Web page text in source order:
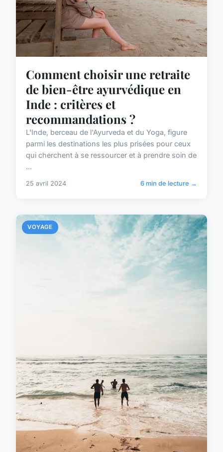
Comment choisir une retraite
de bien-être ayurvédique en
Inde : critères et
recommandations ?
L'Inde, berceau de l'Ayurveda et du Yoga, figure
parmi les destinations les plus prisées pour ceux
qui cherchent à se ressourcer et à prendre soin de
...
25 avril 2024 6 min de lecture →
VOYAGE